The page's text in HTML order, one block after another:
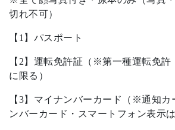
切れ不可）
【1】パスポート
【2】運転免許証（※第一種運転免許
に限る）
【3】マイナンバーカード（※通知カ
ンバーカード・スマートフォン表示は